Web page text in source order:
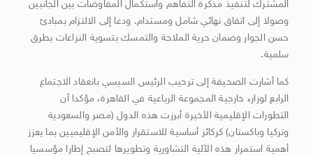
المشترك لتنفيذ مذكرة التفاهم واستكمال المفاوضات بين الجانبين
وصولا إلى اتفاق نهائي شامل ومستدام. ودعا إلى الالتزام بمبادئ
حسن الجوار وضمان حرية الملاحة والتمسك بتسوية النزاعات بطرق
سلمية.
كما أشارت الصحيفة إلى ترحيب الرئيس السيسي بانعقاد الاجتماع
الرابع لوزارء خارجية المجموعة الرباعية في القاهرة، مؤكدا أن
التطورات الإقليمية الأخيرة أبرزت هذه الدول (مصر والسعودية
وتركيا وباكستان) كركائز أساسية للاستقرار والأمن الإقليميين بما يعزز
أهمية استمرار هذه الآلية التشاورية وتطويرها لتصبح إطارا مؤسسيا